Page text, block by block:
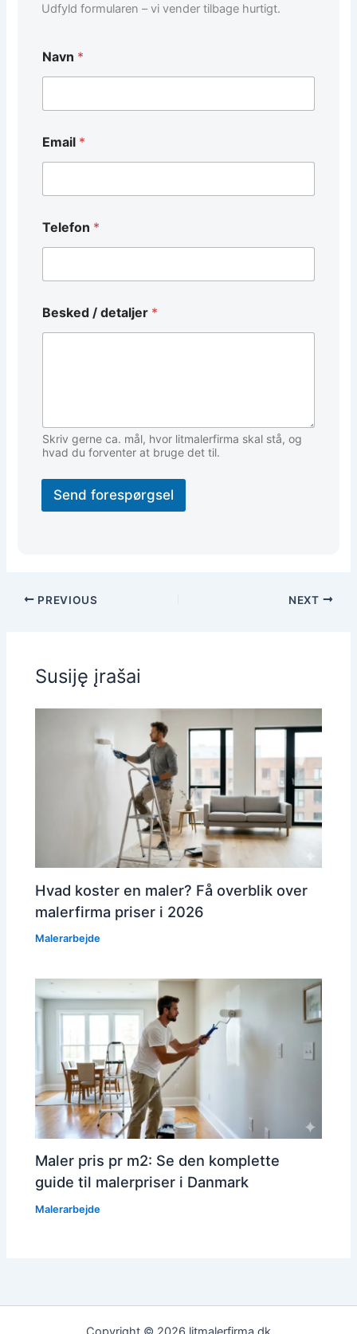
Udfyld formularen – vi vender tilbage hurtigt.
Navn *
Email *
Telefon *
a
v
l
j
r
Besked / detaljer *
Skriv gerne ca. mål, hvor litmalerfirma skal stå, og
hvad du forventer at bruge det til.
Send forespørgsel
PREVIOUS NEXT
Susiję įrašai
Hvad koster en maler? Få overblik over
malerfirma priser i 2026
Malerarbejde
Maler pris pr m2: Se den komplette
guide til malerpriser i Danmark
Malerarbejde